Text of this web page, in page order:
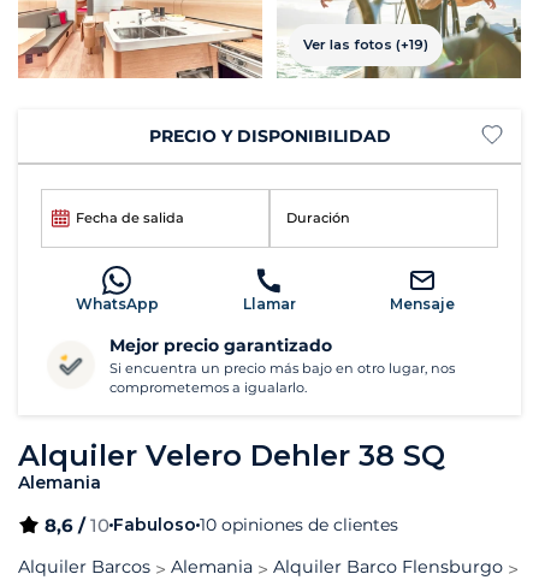
Ver las fotos (+19)
Alquiler Velero Dehler 38 SQ
Alemania
8,6 /10 Fabuloso 10 opiniones de clientes
Alquiler Barcos
Alemania Alquiler Barco Flensburgo
PRECIO Y DISPONIBILIDAD
Fecha de salida Duración
WhatsApp Llamar Mensaje
Mejor precio garantizado
Si encuentra un precio más bajo en otro lugar, nos
comprometemos a igualarlo.